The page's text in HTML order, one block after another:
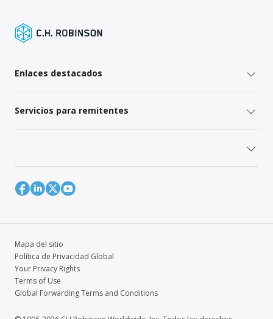
Enlaces destacados
Servicios para remitentes
Mapa del sitio
Política de Privacidad Global
Your Privacy Rights
Terms of Use
Global Forwarding Terms and Conditions